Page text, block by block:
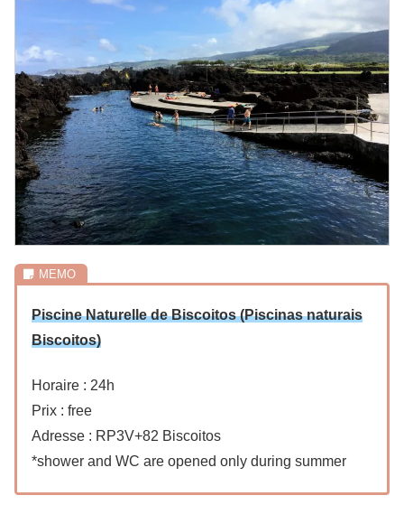
Piscine Naturelle de Biscoitos (Piscinas naturais
Biscoitos)
Horaire : 24h
Prix : free
Adresse : RP3V+82 Biscoitos
*shower and WC are opened only during summer